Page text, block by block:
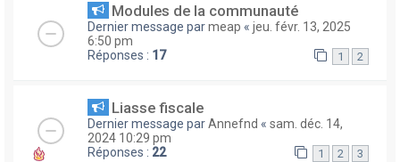
Modules de la communauté
Dernier message parmeap « jeu. févr. 13, 2025
6:50 pm
Réponses : 17 1 2
Liasse fiscale
Dernier message parAnnefnd « sam. déc. 14,
2024 10:29 pm
Réponses : 22 1 2 3